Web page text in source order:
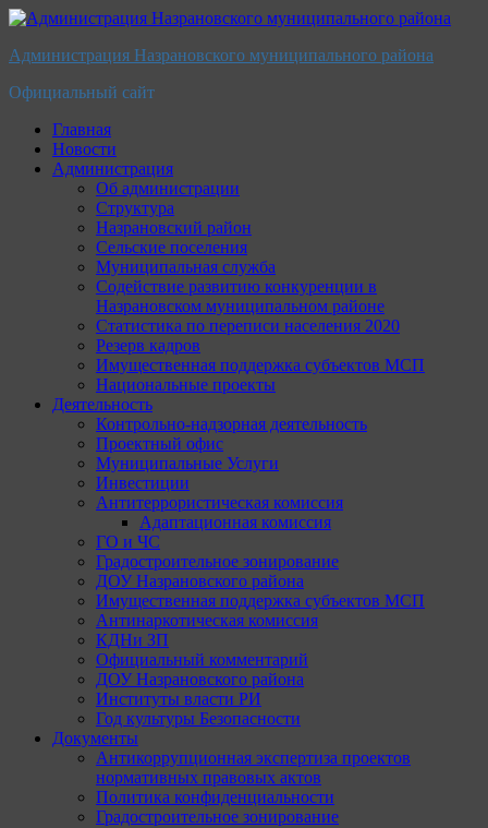
Перейти
содержимому
Администрация Назрановского муниципального района
Официальный сайт
Главная
Новости
Администрация
Об администрации
Структура
Назрановский район
Сельские поселения
Муниципальная служба
Содействие развитию конкуренции в
Назрановском муниципальном районе
Статистика по переписи населения 2020
Резерв кадров
Имущественная поддержка субъектов МСП
Национальные проекты
Деятельность
Контрольно-надзорная деятельность
Проектный офис
Муниципальные Услуги
Инвестиции
Антитеррористическая комиссия
Адаптационная комиссия
ГО и ЧС
Градостроительное зонирование
ДОУ Назрановского района
Имущественная поддержка субъектов МСП
Антинаркотическая комиссия
КДНи ЗП
Официальный комментарий
ДОУ Назрановского района
Институты власти РИ
Год культуры Безопасности
Документы
Антикоррупционная экспертиза проектов
нормативных правовых актов
Политика конфиденциальности
Градостроительное зонирование